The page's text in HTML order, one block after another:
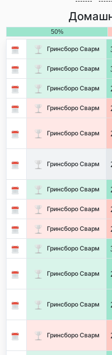
50%
Гринсборо Сварм
Гринсборо Сварм
Гринсборо Сварм
Гринсборо Сварм
Гринсборо Сварм
Гринсборо Сварм
Гринсборо Сварм
Гринсборо Сварм
Гринсборо Сварм
Гринсборо Сварм
Гринсборо Сварм
Гринсборо Сварм
Гринсборо Сварм